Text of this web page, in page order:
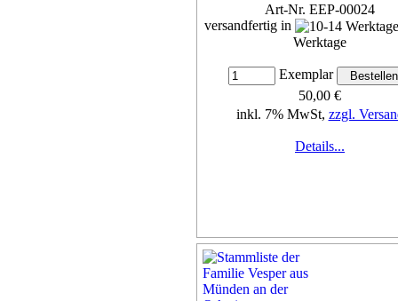
Art-Nr. EEP-00024
versandfertig in
Werktage
Exemplar
50,00 €
inkl. 7% MwSt, zzgl.
Details...